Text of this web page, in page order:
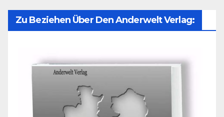
Zu Beziehen Über Den Anderwelt Verlag: